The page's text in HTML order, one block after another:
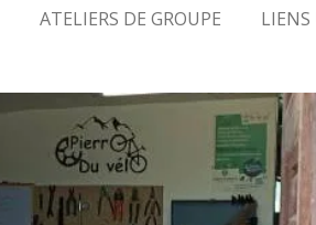
ATELIERS DE GROUPE LIENS